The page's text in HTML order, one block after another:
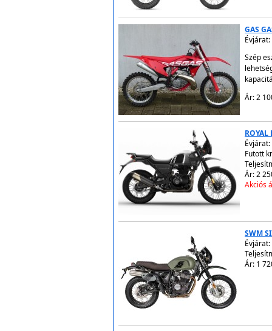
GAS
Évjárat:
Szép
Ár: 2
Évjárat:
Futott
Ár: 2
Akciós
SWM
Évjárat:
Ár: 1